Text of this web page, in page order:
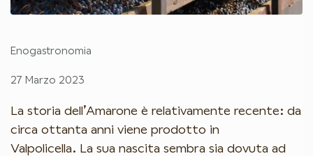
La storia dell’Amarone è relativamente recente: da
circa ottanta anni viene prodotto in
Valpolicella. La sua nascita sembra sia dovuta ad
Enogastronomia
27 Marzo 2023